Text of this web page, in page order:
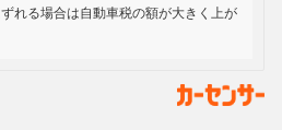
れる場合は自動車税の額が大きく上が